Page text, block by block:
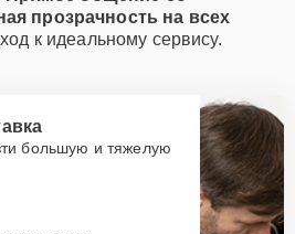
прозрачность на всех
к идеальному сервису.
большую и тяжелую